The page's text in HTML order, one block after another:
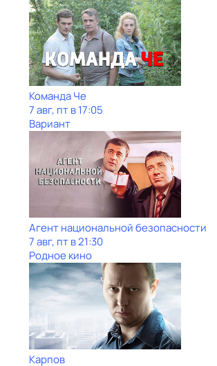
Команда Че
7 авг, пт в 17:05
Вариант
Агент национальной безопасности
7 авг, пт в 21:30
Родное кино
Карпов